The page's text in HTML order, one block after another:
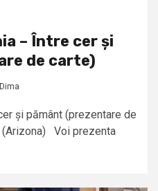
– Între cer și
de carte)
și pământ (prezentare de
(Arizona) Voi prezenta